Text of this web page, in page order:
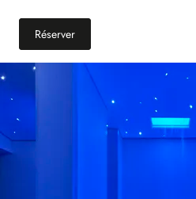
Réserver